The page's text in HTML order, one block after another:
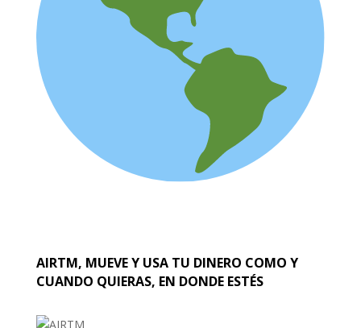
AIRTM, MUEVE Y USA TU DINERO COMO Y
CUANDO QUIERAS, EN DONDE ESTÉS